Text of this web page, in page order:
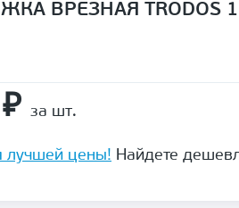
ВРЕЗНАЯ TRODOS
₽ за шт.
лучшей цены! Найдете